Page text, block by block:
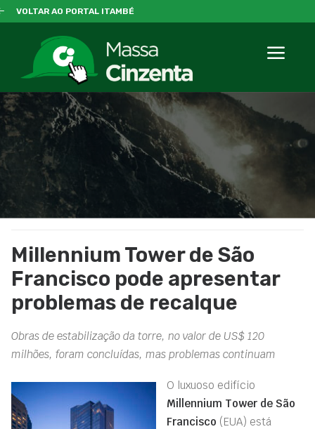
VOLTAR AO PORTAL ITAMBÉ
Millennium Tower de São
Francisco pode apresentar
problemas de recalque
Obras de estabilização da torre, no valor de US$ 120
milhões, foram concluídas, mas problemas continuam
O luxuoso edifício
Millennium Tower de São
Francisco (EUA) está